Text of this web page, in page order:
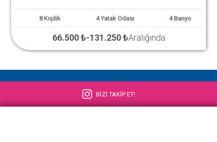
8 Kişilik 4 Yatak Odası 4 Banyo
66.500 ₺-131.250 ₺Aralığında
BİZİ TAKİP ET!